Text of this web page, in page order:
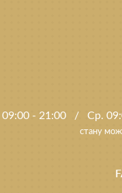
09:00 - 21:00 / Ср.
стану